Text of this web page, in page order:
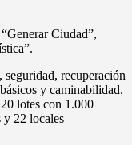
Ciudad”,
recuperación
y caminabilidad.
lotes con 1.000
y 22 locales